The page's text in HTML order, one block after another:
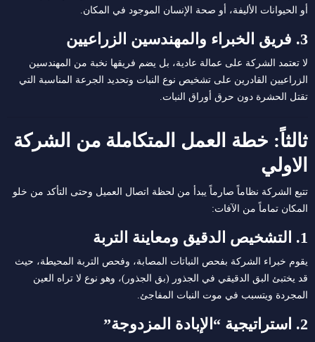
أو الحيوانات الأليفة، أو صحة الإنسان الموجود في المكان.
3. فريق الخبراء والمهندسين الزراعيين
لا تعتمد الشركة على عمالة عادية، بل يضم فريقها نخبة من المهندسين
الزراعيين القادرين على تشخيص نوع النبات وتحديد الجرعة المناسبة التي
تقتل الحشرة دون حرق أوراق النبات.
ثالثاً: خطة العمل المتكاملة من الشركة
الاولي
تتبع الشركة نظاماً صارماً يبدأ من لحظة اتصال العميل وحتى التأكد من خلو
المكان تماماً من الآفات:
1. التشخيص الدقيق ومعاينة التربة
يقوم خبراء الشركة بفحص النباتات المصابة، وفحص التربة المحيطة، حيث
قد يختبئ البق الدقيقي في الجذور (بق الجذور)، وهو نوع لا تراه العين
المجردة ويتسبب في موت النبات المفاجئ.
2. استراتيجية “الإبادة المزدوجة”